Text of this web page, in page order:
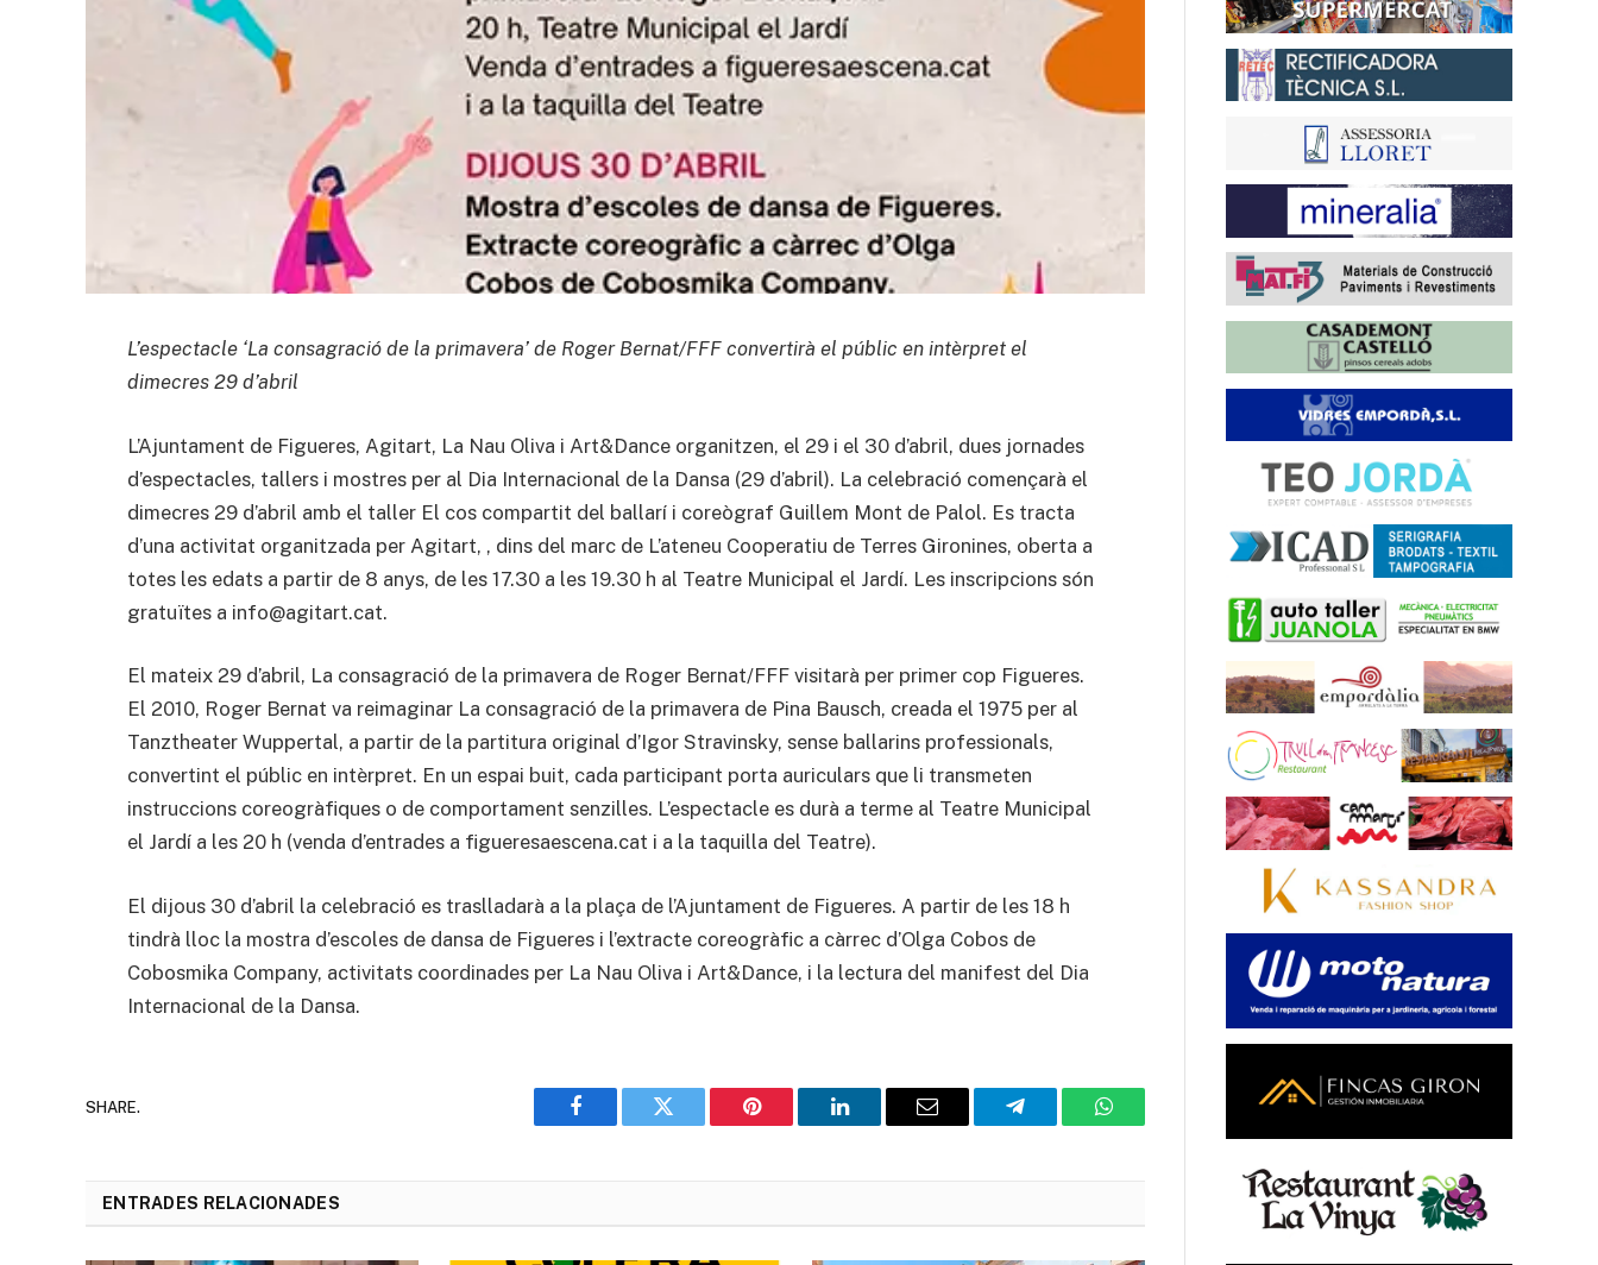
L’espectacle ‘La consagració de la primavera’ de Roger Bernat/FFF convertirà el públic en intèrpret el
dimecres 29 d’abril
L’Ajuntament de Figueres, Agitart, La Nau Oliva i Art&Dance organitzen, el 29 i el 30 d’abril, dues jornades
d’espectacles, tallers i mostres per al Dia Internacional de la Dansa (29 d’abril). La celebració començarà el
dimecres 29 d’abril amb el taller El cos compartit del ballarí i coreògraf Guillem Mont de Palol. Es tracta
d’una activitat organitzada per Agitart, , dins del marc de L’ateneu Cooperatiu de Terres Gironines, oberta a
totes les edats a partir de 8 anys, de les 17.30 a les 19.30 h al Teatre Municipal el Jardí. Les inscripcions són
gratuïtes a info@agitart.cat.
El mateix 29 d’abril, La consagració de la primavera de Roger Bernat/FFF visitarà per primer cop Figueres.
El 2010, Roger Bernat va reimaginar La consagració de la primavera de Pina Bausch, creada el 1975 per al
Tanztheater Wuppertal, a partir de la partitura original d’Igor Stravinsky, sense ballarins professionals,
convertint el públic en intèrpret. En un espai buit, cada participant porta auriculars que li transmeten
instruccions coreogràfiques o de comportament senzilles. L’espectacle es durà a terme al Teatre Municipal
el Jardí a les 20 h (venda d’entrades a figueresaescena.cat i a la taquilla del Teatre).
El dijous 30 d’abril la celebració es traslladarà a la plaça de l’Ajuntament de Figueres. A partir de les 18 h
tindrà lloc la mostra d’escoles de dansa de Figueres i l’extracte coreogràfic a càrrec d’Olga Cobos de
Cobosmika Company, activitats coordinades per La Nau Oliva i Art&Dance, i la lectura del manifest del Dia
Internacional de la Dansa.
SHARE.
Facebook Twitter Pinterest LinkedIn Email Telegram WhatsApp
ENTRADES RELACIONADES